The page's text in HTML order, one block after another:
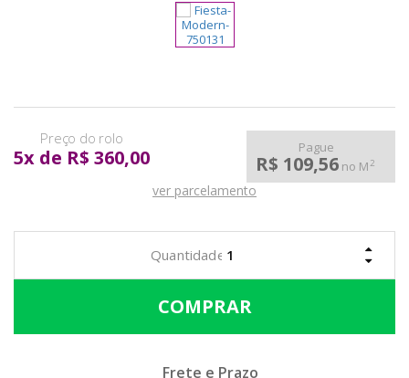
5x de R$ 360,00 Pague
R$ 109,56 no M2
ver parcelamento